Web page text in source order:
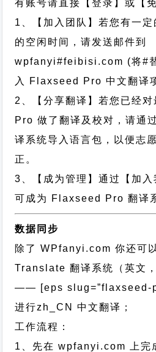
有账号请直接【登录】或【
1、【加入团队】若您有一
的空闲时间，请发送邮件到
wpfanyi#feibisi.com (将#
入 Flaxseed Pro 中文翻译
2、【分享翻译】若您已经
Pro 做了翻译及校对，请通
译系统导入语言包，以便志
正。
3、【成为管理】通过【加
可成为 Flaxseed Pro 翻译
数据同步
除了 WPfanyi.com 你还可
Translate 翻译系统（英文
—— [eps slug=”flaxseed-
进行zh_CN
中文翻译；
工作流程：
1、先在 wpfanyi.com 上完